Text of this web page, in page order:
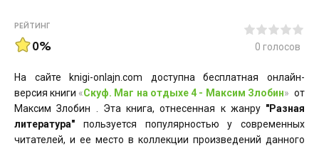
РЕЙТИНГ
0% 0 голосов
На сайте knigi-onlajn.com доступна бесплатная онлайн-
версия книги «Скуф. Маг на отдыхе 4 - Максим Злобин» от
Максим Злобин . Эта книга, отнесенная к жанру "Разная
литература" пользуется популярностью у современных
читателей, и ее место в коллекции произведений данного